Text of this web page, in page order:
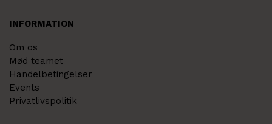
INFORMATION
Om os
Mød teamet
Handelbetingelser
Events
Privatlivspolitik